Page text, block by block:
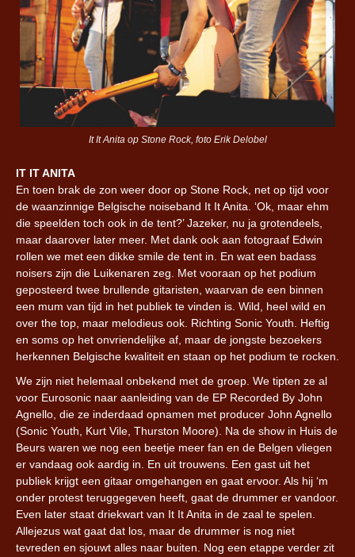
It It Anita op Stone Rock, foto Erik Delobel
IT IT ANITA
En toen brak de zon weer door op Stone Rock, net op tijd voor
de waanzinnige Belgische noiseband It It Anita. ‘Ok, maar ehm
die speelden toch ook in de tent?’ Jazeker, nu ja grotendeels,
maar daarover later meer. Met dank ook aan fotograaf Edwin
rollen we met een dikke smile de tent in. En wat een badass
noisers zijn die Luikenaren zeg. Met vooraan op het podium
geposteerd twee brullende gitaristen, waarvan de een binnen
een mum van tijd in het publiek te vinden is. Wild, heel wild en
over the top, maar melodieus ook. Richting Sonic Youth. Heftig
en soms op het onvriendelijke af, maar de jongste bezoekers
herkennen Belgische kwaliteit en staan op het podium te rocken.
We zijn niet helemaal onbekend met de groep. We tipten ze al
voor Eurosonic naar aanleiding van de EP Recorded By John
Agnello, die ze inderdaad opnamen met producer John Agnello
(Sonic Youth, Kurt Vile, Thurston Moore). Na de show in Huis de
Beurs waren we nog een beetje meer fan en de Belgen vliegen
er vandaag ook aardig in. En uit trouwens. Een gast uit het
publiek krijgt een gitaar omgehangen en gaat ervoor. Als hij ‘m
onder protest teruggegeven heeft, gaat de drummer er vandoor.
Even later staat driekwart van It It Anita in de zaal te spelen.
Allejezus wat gaat dat los, maar de drummer is nog niet
tevreden en sjouwt alles naar buiten. Nog een etappe verder zit